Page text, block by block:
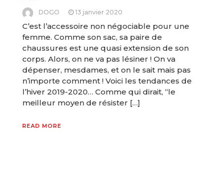
DOGO 13 janvier 2020
C’est l’accessoire non négociable pour une
femme. Comme son sac, sa paire de
chaussures est une quasi extension de son
corps. Alors, on ne va pas lésiner ! On va
dépenser, mesdames, et on le sait mais pas
n’importe comment ! Voici les tendances de
l’hiver 2019-2020… Comme qui dirait, “le
meilleur moyen de résister […]
READ MORE